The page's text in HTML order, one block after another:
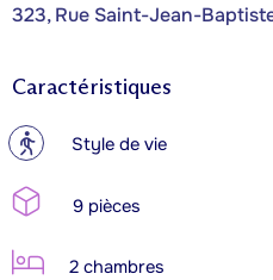
323, Rue Saint-Jean-
Caractéristiques
? Style de vie
9 pièces
2 chambres